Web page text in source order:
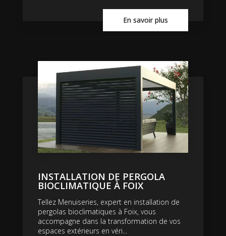
En savoir plus
INSTALLATION DE PERGOLA
BIOCLIMATIQUE À FOIX
Tellez Menuiseries, expert en installation de
pergolas bioclimatiques à Foix, vous
accompagne dans la transformation de vos
espaces extérieurs en véri...